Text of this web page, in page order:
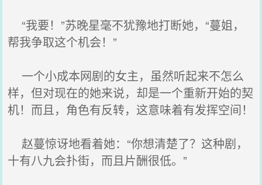
“我要！”苏晚星毫不犹豫地打断她，“蔓姐，
帮我争取这个机会！”
一个小成本网剧的女主，虽然听起来不怎么
样，但对现在的她来说，却是一个重新开始的契
机！而且，角色有反转，这意味着有发挥空间！
赵蔓惊讶地看着她：“你想清楚了？这种剧，
十有八九会扑街，而且片酬很低。”